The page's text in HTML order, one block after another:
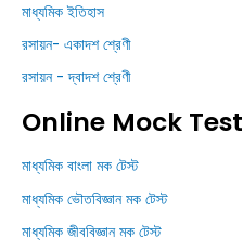
মাধ্যমিক ইতিহাস
রসায়ন- একাদশ শ্রেণী
রসায়ন - দ্বাদশ শ্রেণী
Online Mock Test
মাধ্যমিক বাংলা মক টেস্ট
মাধ্যমিক ভৌতবিজ্ঞান মক টেস্ট
মাধ্যমিক জীববিজ্ঞান মক টেস্ট